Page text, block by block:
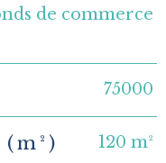
Valeurs
de commerce
75000
120 m²